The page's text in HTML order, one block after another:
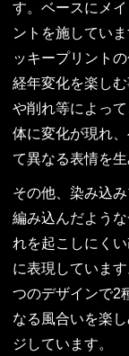
す。ベースにメ
ントを施してい
ッキープリント
経年変化を楽し
や削れ等によっ
体に変化が現れ
て異なる表情を生
その他、染み込
編み込んだよう
れを起こしにく
に表現していま
つのデザインで2
なる風合いを楽
ジしています。